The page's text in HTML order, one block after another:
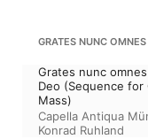
Grates nunc
Deo (Sequence
Mass)
Capella Antiqua
Konrad Ruhland